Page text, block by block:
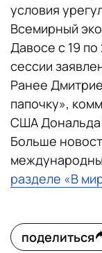
условия
Всемирный
Давосе с 19
сессии
Ранее
папочку»,
США Дональда
Больше
разделе «В
поделиться